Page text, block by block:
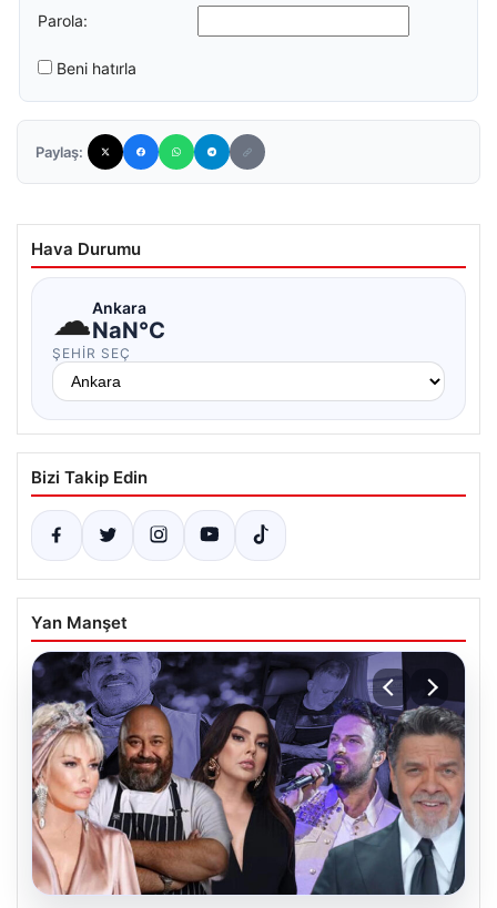
Parola:
Beni hatırla
Paylaş:
Hava Durumu
☁Ankara
NaN°C
ŞEHIR SEÇ
Bizi Takip Edin
Yan Manşet